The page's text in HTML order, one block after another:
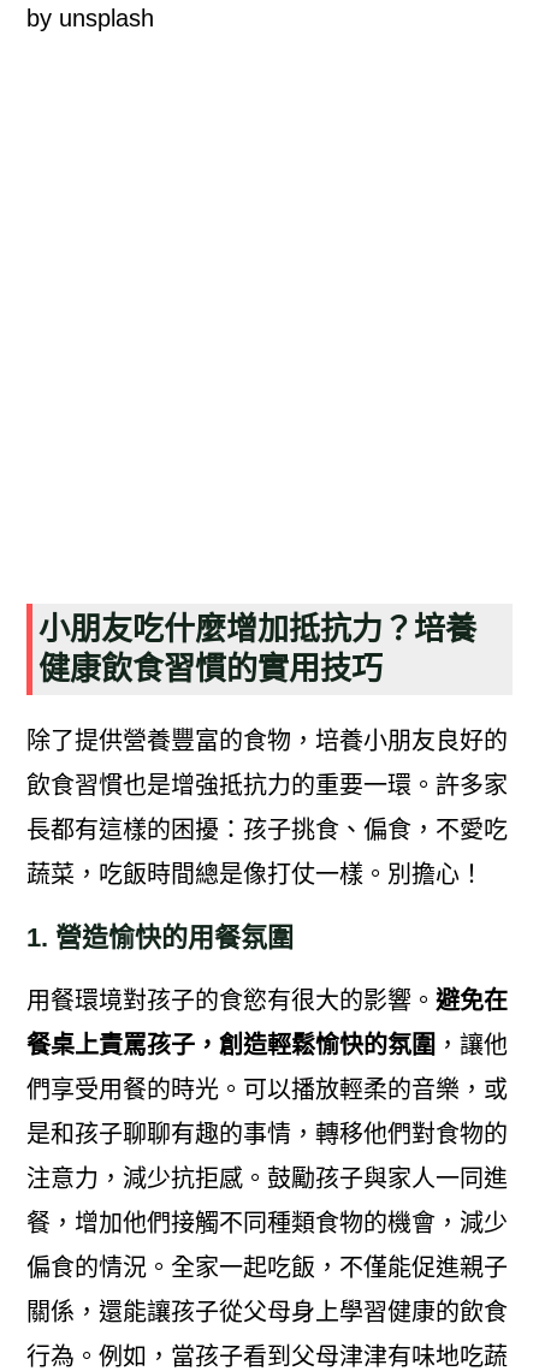
by unsplash
小朋友吃什麼增加抵抗力？培養
健康飲食習慣的實用技巧
除了提供營養豐富的食物，培養小朋友良好的
飲食習慣也是增強抵抗力的重要一環。許多家
長都有這樣的困擾：孩子挑食、偏食，不愛吃
蔬菜，吃飯時間總是像打仗一樣。別擔心！
1. 營造愉快的用餐氛圍
用餐環境對孩子的食慾有很大的影響。 避免在
餐桌上責罵孩子，創造輕鬆愉快的氛圍 ，讓他
們享受用餐的時光。可以播放輕柔的音樂，或
是和孩子聊聊有趣的事情，轉移他們對食物的
注意力，減少抗拒感。鼓勵孩子與家人一同進
餐，增加他們接觸不同種類食物的機會，減少
偏食的情況。全家一起吃飯，不僅能促進親子
關係，還能讓孩子從父母身上學習健康的飲食
行為。例如，當孩子看到父母津津有味地吃蔬